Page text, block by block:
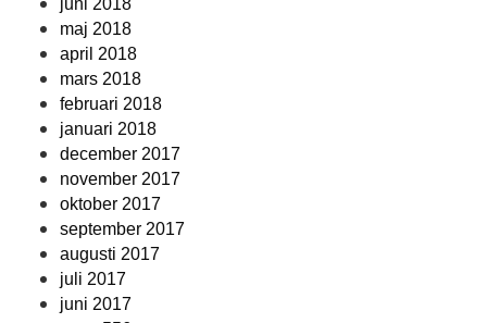
juni 2018
maj 2018
april 2018
mars 2018
februari 2018
januari 2018
december 2017
november 2017
oktober 2017
september 2017
augusti 2017
juli 2017
juni 2017